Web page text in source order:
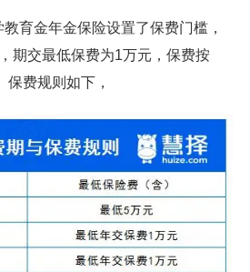
育金年金保险设置了保费门槛，
期交最低保费为1万元，保费按
费规则如下，